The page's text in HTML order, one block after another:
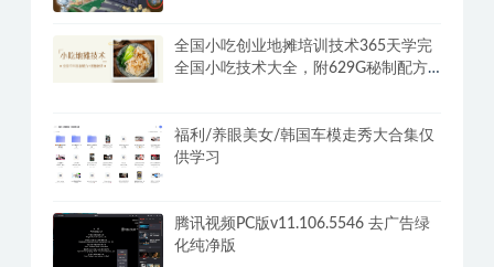
全国小吃创业地摊培训技术365天学完
全国小吃技术大全，附629G秘制配方
福利/养眼美女/韩国车模走秀大合集仅
供学习
腾讯视频PC版v11.106.5546 去广告绿
化纯净版